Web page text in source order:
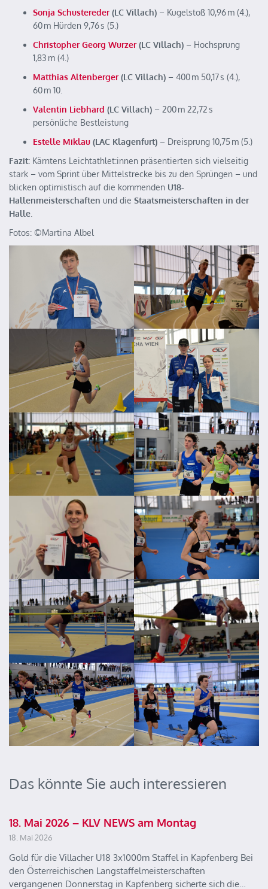
Sonja Schustereder(LC Villach) – Kugelstoß 10,96 m (4.),
60 m Hürden 9,76 s (5.)
Christopher Georg Wurzer(LC Villach) – Hochsprung
1,83 m (4.)
Matthias Altenberger(LC Villach) – 400 m 50,17 s (4.),
60 m 10.
Valentin Liebhard (LC Villach) – 200 m 22,72 s
persönliche Bestleistung
Estelle Miklau (LAC Klagenfurt) – Dreisprung 10,75 m (5.)
Fazit: Kärntens Leichtathlet:innen präsentierten sich vielseitig
stark – vom Sprint über Mittelstrecke bis zu den Sprüngen – und
blicken optimistisch auf die kommenden U18-
Hallenmeisterschaften und die Staatsmeisterschaften in der
Halle
Fotos: ©️Martina Albel
Das könnte Sie auch interessieren
18. Mai 2026 – KLV NEWS am Montag
18. Mai 2026
Gold für die Villacher U18 3x1000m Staffel in Kapfenberg Bei
den Österreichischen Langstaffelmeisterschaften
vergangenen Donnerstag in Kapfenberg sicherte sich die…